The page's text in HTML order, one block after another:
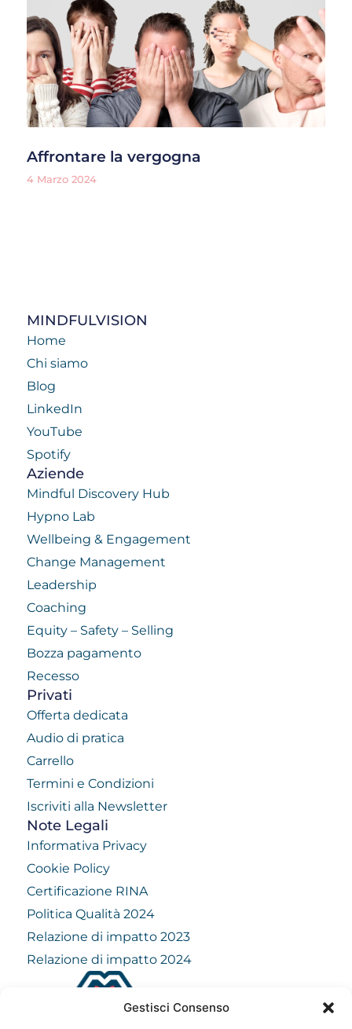
Gestisci Consenso
Affrontare la vergogna
4 Marzo 2024
MINDFULVISION
Home
Chi siamo
Blog
LinkedIn
YouTube
Spotify
Aziende
Mindful Discovery Hub
Hypno Lab
Wellbeing & Engagement
Change Management
Leadership
Coaching
Equity – Safety – Selling
Bozza pagamento
Recesso
Privati
Offerta dedicata
Audio di pratica
Carrello
Termini e Condizioni
Iscriviti alla Newsletter
Note Legali
Informativa Privacy
Cookie Policy
Certificazione RINA
Politica Qualità 2024
Relazione di impatto 2023
Relazione di impatto 2024